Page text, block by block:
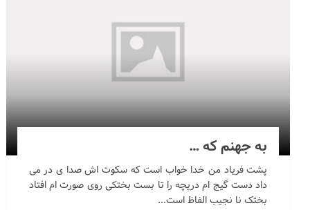
به جهنم که …
پشت فریاد من خدا خواب است که سکوت اش صدا ی در می
داد دست گیج ام دریچه را تا بست بختکی روی صورت ام افتاد
بختک نا نجیب الفاظ است...